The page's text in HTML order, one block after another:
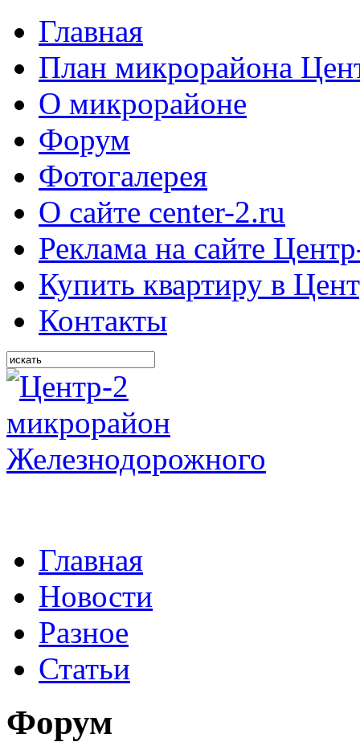
Главная
План микрорайона
О микрорайоне
Форум
Фотогалерея
О сайте center-2.ru
Реклама на сайте
Купить квартиру в
Контакты
Главная
Новости
Разное
Статьи
Форум